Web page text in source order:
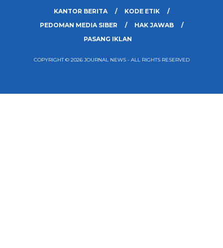
KANTOR BERITA
KODE ETIK
PEDOMAN MEDIA SIBER
HAK JAWAB
PASANG IKLAN
COPYRIGHT © 2026 JOURNAL NEWS - ALL RIGHTS RESERVED